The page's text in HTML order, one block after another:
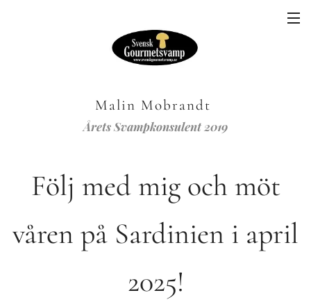
Malin Mobrandt
Årets Svampkonsulent 2019
Följ med mig och möt
våren på Sardinien i april
2025!